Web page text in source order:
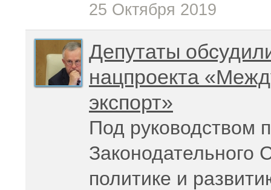
25 Октября 2019
Депутаты
нацпроекта
экспорт»
Под руководством
Законодательного
политике и